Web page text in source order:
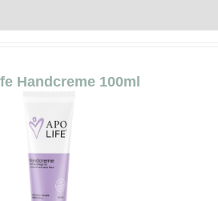
Handcreme 100ml